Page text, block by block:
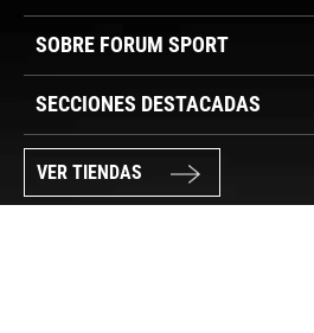
SOBRE FORUM SPORT
SECCIONES DESTACADAS
VER TIENDAS